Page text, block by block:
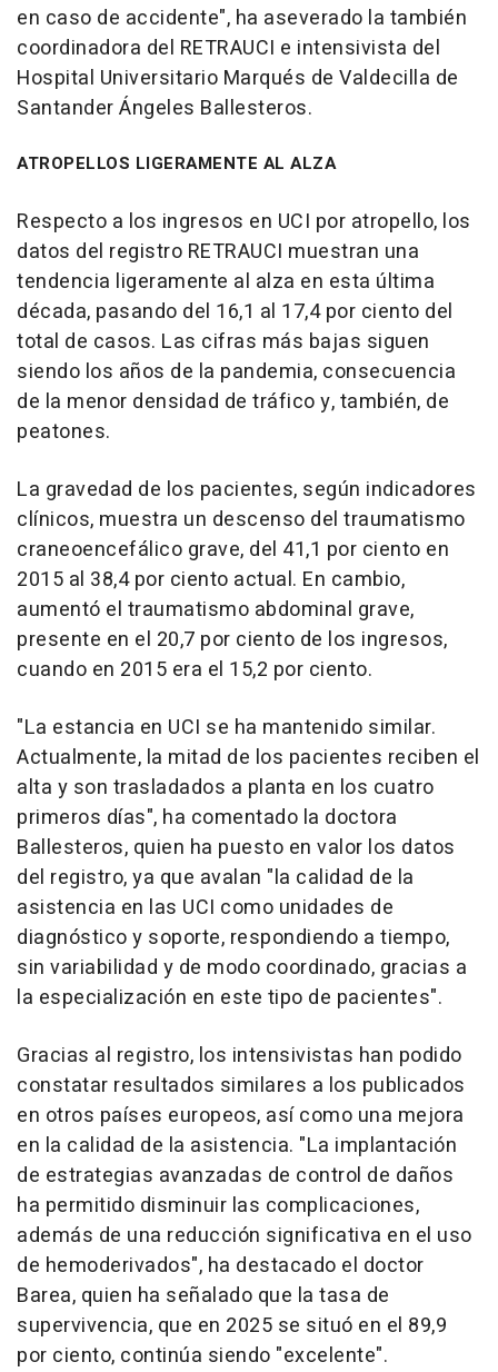
en caso de accidente", ha aseverado la también
coordinadora del RETRAUCI e intensivista del
Hospital Universitario Marqués de Valdecilla de
Santander Ángeles Ballesteros.
ATROPELLOS LIGERAMENTE AL ALZA
Respecto a los ingresos en UCI por atropello, los
datos del registro RETRAUCI muestran una
tendencia ligeramente al alza en esta última
década, pasando del 16,1 al 17,4 por ciento del
total de casos. Las cifras más bajas siguen
siendo los años de la pandemia, consecuencia
de la menor densidad de tráfico y, también, de
peatones.
La gravedad de los pacientes, según indicadores
clínicos, muestra un descenso del traumatismo
craneoencefálico grave, del 41,1 por ciento en
2015 al 38,4 por ciento actual. En cambio,
aumentó el traumatismo abdominal grave,
presente en el 20,7 por ciento de los ingresos,
cuando en 2015 era el 15,2 por ciento.
"La estancia en UCI se ha mantenido similar.
Actualmente, la mitad de los pacientes reciben el
alta y son trasladados a planta en los cuatro
primeros días", ha comentado la doctora
Ballesteros, quien ha puesto en valor los datos
del registro, ya que avalan "la calidad de la
asistencia en las UCI como unidades de
diagnóstico y soporte, respondiendo a tiempo,
sin variabilidad y de modo coordinado, gracias a
la especialización en este tipo de pacientes".
Gracias al registro, los intensivistas han podido
constatar resultados similares a los publicados
en otros países europeos, así como una mejora
en la calidad de la asistencia. "La implantación
de estrategias avanzadas de control de daños
ha permitido disminuir las complicaciones,
además de una reducción significativa en el uso
de hemoderivados", ha destacado el doctor
Barea, quien ha señalado que la tasa de
supervivencia, que en 2025 se situó en el 89,9
por ciento, continúa siendo "excelente".